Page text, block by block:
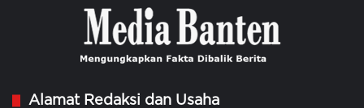
Alamat Redaksi dan Usaha